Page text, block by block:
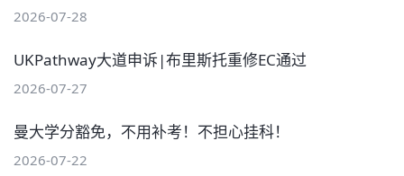
2026-07-28
UKPathway大道申诉|布里斯托重修EC通过
2026-07-27
曼大学分豁免，不用补考！不担心挂科！
2026-07-22